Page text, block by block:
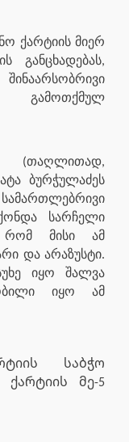
ქარტიის მიერ
განცხადებას,
გამოთქმულ
(თაღლითად,
ბურჭულაძეს
სარჩელი
რომ მისი ამ
და არაზუსტი.
იყო შალვა
იყო ამ
საბჭო
მე-5